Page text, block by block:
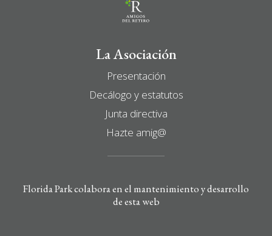
Boletín de Noticias
Search
La Asociación
Presentación
Decálogo y estatutos
Junta directiva
Hazte amig@
Florida Park colabora en el mantenimiento y desarrollo
de esta web